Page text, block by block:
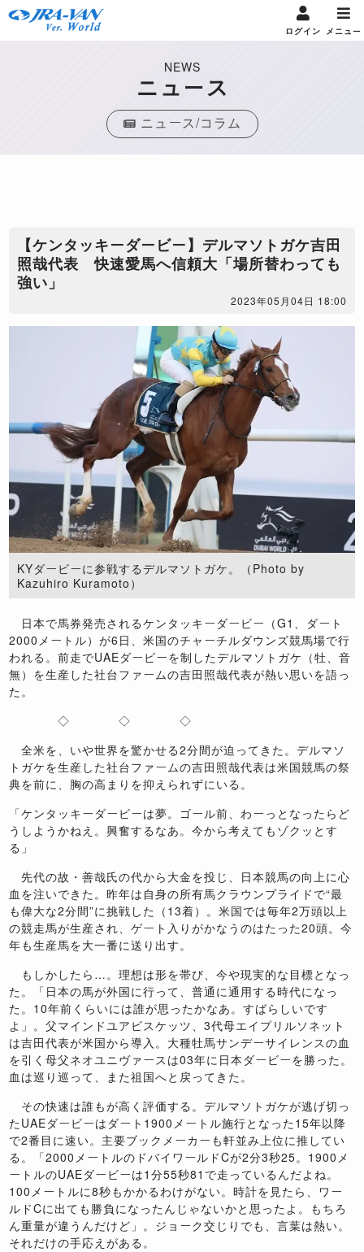
ログイン メニュー
NEWS
ニュース
ニュース/コラム
【ケンタッキーダービー】デルマソトガケ吉田
照哉代表 快速愛馬へ信頼大「場所替わっても
強い」
2023年05月04日 18:00
KYダービーに参戦するデルマソトガケ。（Photo by
Kazuhiro Kuramoto）
日本で馬券発売されるケンタッキーダービー（G1、ダート
2000メートル）が6日、米国のチャーチルダウンズ競馬場で行
われる。前走でUAEダービーを制したデルマソトガケ（牡、音
無）を生産した社台ファームの吉田照哉代表が熱い思いを語っ
た。
◇ ◇ ◇
全米を、いや世界を驚かせる2分間が迫ってきた。デルマソ
トガケを生産した社台ファームの吉田照哉代表は米国競馬の祭
典を前に、胸の高まりを抑えられずにいる。
「ケンタッキーダービーは夢。ゴール前、わーっとなったらど
うしようかねえ。興奮するなあ。今から考えてもゾクッとす
る」
先代の故・善哉氏の代から大金を投じ、日本競馬の向上に心
血を注いできた。昨年は自身の所有馬クラウンプライドで“最
も偉大な2分間”に挑戦した（13着）。米国では毎年2万頭以上
の競走馬が生産され、ゲート入りがかなうのはたった20頭。今
年も生産馬を大一番に送り出す。
もしかしたら…。理想は形を帯び、今や現実的な目標となっ
た。「日本の馬が外国に行って、普通に通用する時代になっ
た。10年前くらいには誰が思ったかなあ。すばらしいです
よ」。父マインドユアビスケッツ、3代母エイプリルソネット
は吉田代表が米国から導入。大種牡馬サンデーサイレンスの血
を引く母父ネオユニヴァースは03年に日本ダービーを勝った。
血は巡り巡って、また祖国へと戻ってきた。
その快速は誰もが高く評価する。デルマソトガケが逃げ切っ
たUAEダービーはダート1900メートル施行となった15年以降
で2番目に速い。主要ブックメーカーも軒並み上位に推してい
る。「2000メートルのドバイワールドCが2分3秒25。1900メ
ートルのUAEダービーは1分55秒81で走っているんだよね。
100メートルに8秒もかかるわけがない。時計を見たら、ワー
ルドCに出ても勝負になったんじゃないかと思ったよ。もちろ
ん重量が違うんだけど」。ジョーク交じりでも、言葉は熱い。
それだけの手応えがある。